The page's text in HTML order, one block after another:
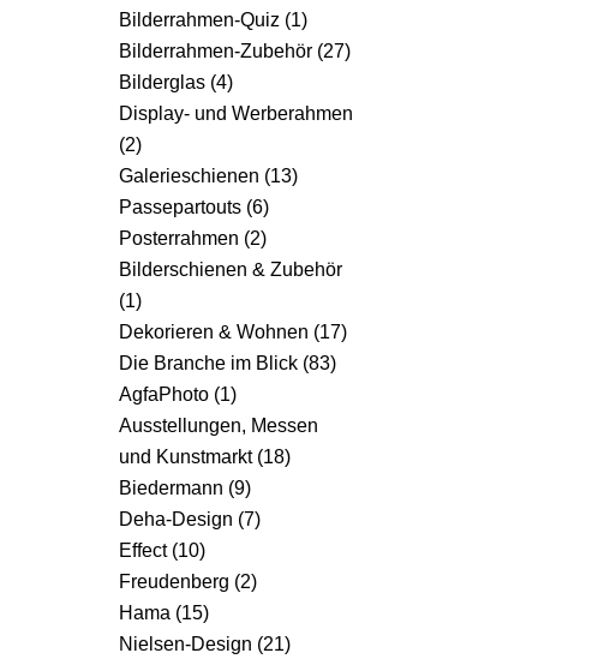
Bilderrahmen-Quiz (1)
Bilderrahmen-Zubehör (27)
Bilderglas (4)
Display- und Werberahmen
(2)
Galerieschienen (13)
Passepartouts (6)
Posterrahmen (2)
Bilderschienen & Zubehör
(1)
Dekorieren & Wohnen (17)
Die Branche im Blick (83)
AgfaPhoto (1)
Ausstellungen, Messen
und Kunstmarkt(18)
Biedermann (9)
Deha-Design (7)
Effect(10)
Freudenberg (2)
Hama (15)
Nielsen-Design (21)